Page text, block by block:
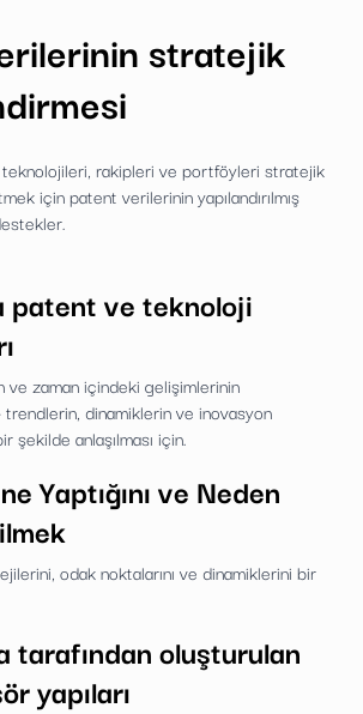
stratejik
teknolojileri, rakipleri ve portföyleri stratejik
için patent verilerinin yapılandırılmış
patent ve teknoloji
ve zaman içindeki gelişimlerinin
dinamiklerin ve inovasyon
şekilde anlaşılması için.
Yaptığını ve Neden
odak noktalarını ve dinamiklerini bir
tarafından oluşturulan
yapıları